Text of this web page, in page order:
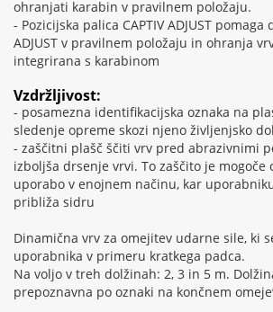
ohranjati karabin v pravilnem položaju.
- Pozicijska palica CAPTIV ADJUST
ADJUST v pravilnem položaju in ohranja
integrirana s karabinom
Vzdržljivost:
- posamezna identifikacijska oznaka na
sledenje opreme skozi njeno življenjsko
- zaščitni plašč ščiti vrv pred abrazivnimi
izboljša drsenje vrvi. To zaščito je mogoče
uporabo v enojnem načinu, kar
približa sidru
Dinamična vrv za omejitev udarne sile, ki
uporabnika v primeru kratkega padca.
Na voljo v treh dolžinah: 2, 3 in 5 m.
prepoznavna po oznaki na končnem